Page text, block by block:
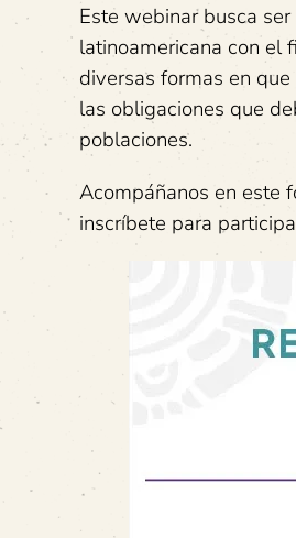
Este webinar busca
latinoamericana con el
diversas formas en
las obligaciones que
poblaciones.
Acompáñanos en este
inscríbete para